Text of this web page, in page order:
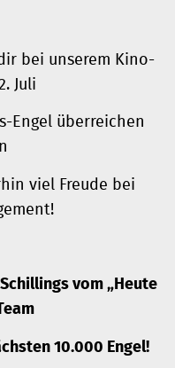
bei unserem Kino-
Juli
Engel überreichen
viel Freude bei
vom „Heute
10.000 Engel!